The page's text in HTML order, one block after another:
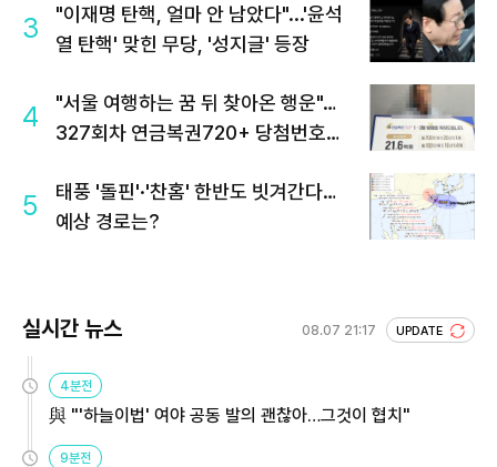
3
"이재명 탄핵, 얼마 안 남았다"...'윤석
열 탄핵' 맞힌 무당, '성지글' 등장
4
"서울 여행하는 꿈 뒤 찾아온 행운"…
327회차 연금복권720+ 당첨번호조
5
태풍 '돌핀'·'찬홈' 한반도 빗겨간다…
예상 경로는?
실시간 뉴스 08.07 21:17 UPDATE
4분전
與 "'하늘이법' 여야 공동 발의 괜찮아…그것이 협치"
9분전